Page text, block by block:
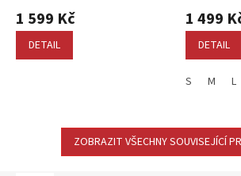
1 599 Kč
DETAIL
1 499
DETAIL
S M L
ZOBRAZIT VŠECHNY SOUVISEJÍCÍ